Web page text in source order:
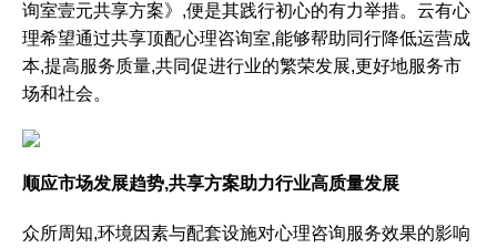
询室壹元共享方案》,便是其践行初心的有力举措。云有心
理希望通过共享顶配心理咨询室,能够帮助同行降低运营成
本,提高服务质量,共同促进行业的繁荣发展,更好地服务市
场和社会。
顺应市场发展趋势,共享方案助力行业高质量发展
众所周知,环境因素与配套设施对心理咨询服务效果的影响